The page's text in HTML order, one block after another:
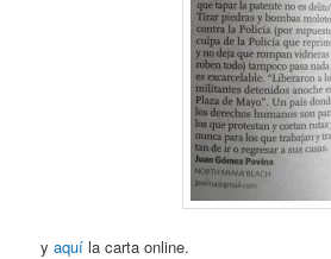
yaquí la carta online.